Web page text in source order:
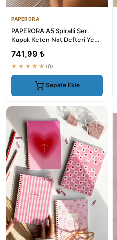
PAPERORA
PAPERORA A5 Spiralli Sert
Kapak Keten Not Defteri Yeşil
741,99 ₺
★★★★★ (0)
Sepete Ekle